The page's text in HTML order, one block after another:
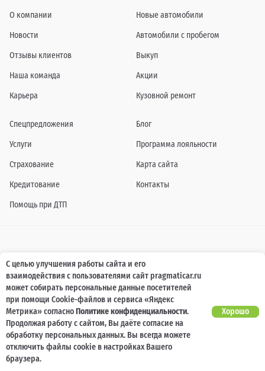
О компании
Новости
Отзывы клиентов
Наша команда
Карьера
Новые автомобили
Автомобили с пробегом
Выкуп
Акции
Кузовной ремонт
Спецпредложения
Услуги
Страхование
Кредитование
Помощь при ДТП
Блог
Программа лояльности
Карта сайта
Контакты
Информация о технических характеристиках, составе комплектаций, цветовой
гамме и стоимости автомобилей, а также действующих акциях, сроках и условиях
их проведения, указанных на сайте www.pragmaticar.ru, носит информационный
характер и ни при каких условиях не является публичной офертой,
определяемой положениями пунктом 2 статьи 437 Гражданского кодекса
Российской Федерации. Для получения подробной информации обращайтесь к
специалистам нашей компании.
© ПРАГМАТИКА, 2026
С целью улучшения работы сайта и его
взаимодействия с пользователями сайт pragmaticar.ru
может собирать персональные данные посетителей
при помощи Cookie-файлов и сервиса «Яндекс
Метрика» согласноПолитике конфиденциальности.
Продолжая работу с сайтом, Вы даёте согласие на
обработку персональных данных. Вы всегда можете
отключить файлы cookie в настройках Вашего
браузера.
Хорошо